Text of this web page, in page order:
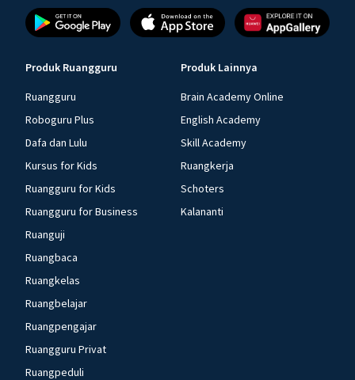
Produk Ruangguru
Ruangguru
Roboguru Plus
Dafa dan Lulu
Kursus for Kids
Ruangguru for Kids
Ruangguru for Business
Ruanguji
Ruangbaca
Ruangkelas
Ruangbelajar
Ruangpengajar
Ruangguru Privat
Ruangpeduli
Produk Lainnya
Brain Academy Online
English Academy
Skill Academy
Ruangkerja
Schoters
Kalananti